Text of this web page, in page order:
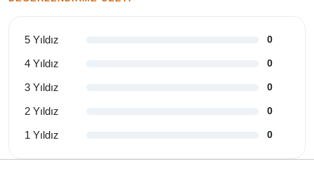
5 Yıldız 0
4 Yıldız 0
3 Yıldız 0
2 Yıldız 0
1 Yıldız 0